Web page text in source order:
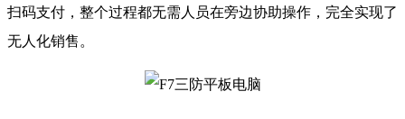
扫码支付，整个过程都无需人员在旁边协助操作，完全实现了
无人化销售。